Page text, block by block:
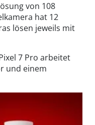
von 108
hat 12
lösen jeweils mit
7 Pro arbeitet
und einem